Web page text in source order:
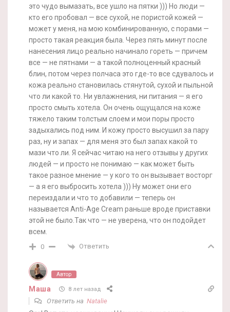
это чудо вымазать, все ушло на пятки ))) Но люди —
кто его пробовал — все сухой, не пористой кожей —
может у меня, на мою комбинированную, с порами —
просто такая реакция была. Через пять минут после
нанесения лицо реально начинало гореть — причем
все — не пятнами — а такой полноценный красный
блин, потом через полчаса это где-то все сдувалось и
кожа реально становилась стянутой, сухой и пыльной
что ли какой то. Ни увлажнения, ни питания — я его
просто смыть хотела. Он очень ощущался на коже
тяжело таким толстым слоем и мои поры просто
задыхались под ним. И кожу просто высушил за пару
раз, ну и запах — для меня это был запах какой то
мази что ли. Я сейчас читаю на него отзывы у других
людей — и просто не понимаю — как может быть
такое разное мнение — у кого то он вызывает восторг
— а я его выбросить хотела ))) Ну может они его
переиздали и что то добавили — теперь он
называется Anti-Age Cream раньше вроде приставки
этой не было.Так что — не уверена, что он подойдет
всем.
0 Ответить
Автор
Маша 8 лет назад
Ответить на Natalie